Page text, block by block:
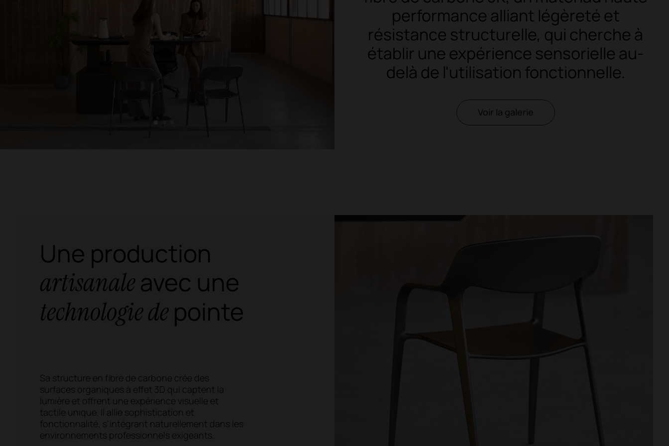
performance alliant légèreté et
résistance structurelle, qui cherche à
établir une expérience sensorielle au-
delà de l'utilisation fonctionnelle.
Voir la galerie
Une production
artisanaleavec une
technologie de pointe
Sa structure en fibre de carbone crée des
surfaces organiques à effet 3D qui captent la
lumière et offrent une expérience visuelle et
tactile unique. Il allie sophistication et
fonctionnalité, s'intégrant naturellement dans les
environnements professionnels exigeants.